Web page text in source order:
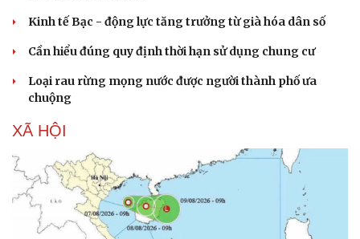
Kinh tế Bạc - động lực tăng trưởng từ già hóa dân số
Cần hiểu đúng quy định thời hạn sử dụng chung cư
Loại rau rừng mọng nước được người thành phố ưa
chuộng
XÃ HỘI